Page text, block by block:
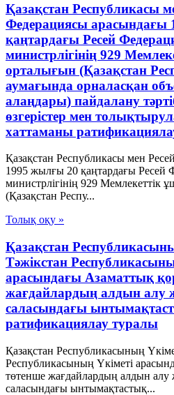
Қазақстан Республикасы
Федерациясы арасындағы
қаңтардағы Ресей
министрлігінің 929
орталығын (Қазақстан
аумағында орналасқан
алаңдары) пайдалану
өзгерістер мен
хаттаманы
Қазақстан Республикасы мен
1995 жылғы 20 қаңтардағы Ресей
министрлігінің 929 Мемлекеттік
(Қазақстан Респу...
Толық оқу »
Қазақстан
Тәжікстан
арасындағы Азаматтық
жағдайлардың алдын алу
саласындағы
ратификациялау туралы
Қазақстан Республикасының
Республикасының Үкіметі
төтенше жағдайлардың алдын
саласындағы ынтымақтастық...